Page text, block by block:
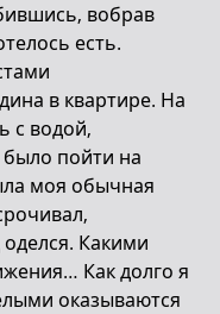
вобрав
есть.
в квартире. На
с водой,
пойти на
моя обычная
Какими
Как долго я
оказываются